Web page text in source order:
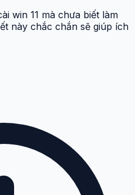
win 11 mà chưa biết làm
này chắc chắn sẽ giúp ích